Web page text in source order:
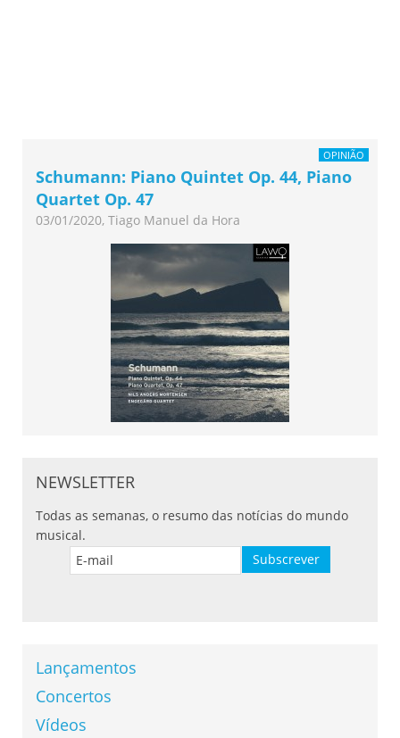
OPINIÃO
Schumann: Piano Quintet Op. 44, Piano
Quartet Op. 47
03/01/2020, Tiago Manuel da Hora
NEWSLETTER
Todas as semanas, o resumo das notícias do mundo
musical.
Lançamentos
Concertos
Vídeos